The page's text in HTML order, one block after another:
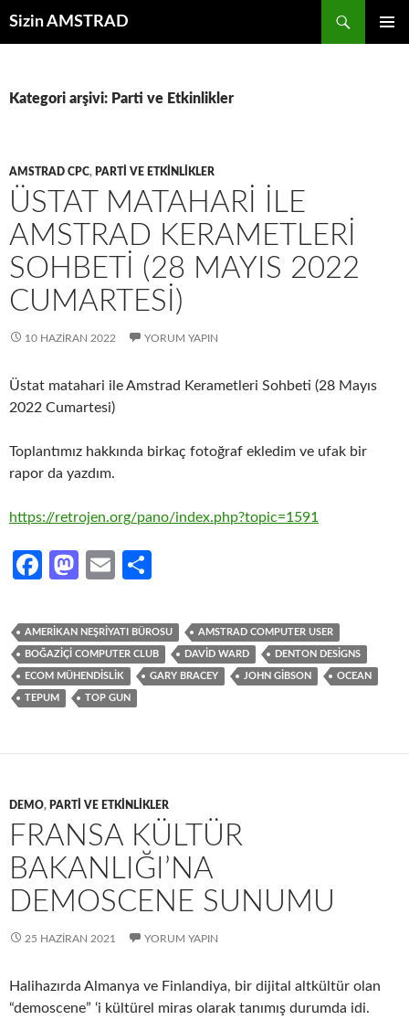
Sizin AMSTRAD
Kategori arşivi: Parti ve Etkinlikler
AMSTRAD CPC, PARTI VE ETKINLIKLER
ÜSTAT MATAHARI ILE
AMSTRAD KERAMETLERI
SOHBETI (28 MAYIS 2022
CUMARTESI)
10 HAZIRAN 2022 YORUM YAPIN
Üstat matahari ile Amstrad Kerametleri Sohbeti (28 Mayıs
2022 Cumartesi)
Toplantımız hakkında birkaç fotoğraf ekledim ve ufak bir
rapor da yazdım.
https://retrojen.org/pano/index.php?topic=1591
Fa
b
o
o
k
M
to
d
o
n
E
ail ar
e
AMERIKAN NEŞRIYATI BÜROSU AMSTRAD COMPUTER USER
BOĞAZIÇI COMPUTER CLUB DAVID WARD DENTON DESIGNS
ECOM MÜHENDISLIK GARY BRACEY JOHN GIBSON OCEAN
TEPUM TOP GUN
DEMO, PARTI VE ETKINLIKLER
FRANSA KÜLTÜR
BAKANLIĞI’NA
DEMOSCENE SUNUMU
25 HAZIRAN 2021 YORUM YAPIN
Halihazırda Almanya ve Finlandiya, bir dijital altkültür olan
“demoscene” ‘i kültürel miras olarak tanımış durumda idi.